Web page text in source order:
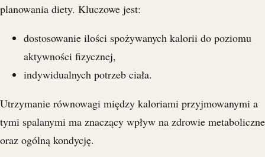
planowania diety. Kluczowe jest:
dostosowanie ilości spożywanych kalorii do poziomu
aktywności fizycznej,
indywidualnych potrzeb ciała.
Utrzymanie równowagi między kaloriami przyjmowanymi a
tymi spalanymi ma znaczący wpływ na zdrowie metaboliczne
oraz ogólną kondycję.